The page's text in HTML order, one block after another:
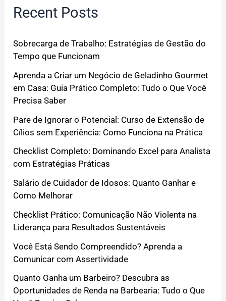
Recent Posts
Sobrecarga de Trabalho: Estratégias de Gestão do
Tempo que Funcionam
Aprenda a Criar um Negócio de Geladinho Gourmet
em Casa: Guia Prático Completo: Tudo o Que Você
Precisa Saber
Pare de Ignorar o Potencial: Curso de Extensão de
Cílios sem Experiência: Como Funciona na Prática
Checklist Completo: Dominando Excel para Analista
com Estratégias Práticas
Salário de Cuidador de Idosos: Quanto Ganhar e
Como Melhorar
Checklist Prático: Comunicação Não Violenta na
Liderança para Resultados Sustentáveis
Você Está Sendo Compreendido? Aprenda a
Comunicar com Assertividade
Quanto Ganha um Barbeiro? Descubra as
Oportunidades de Renda na Barbearia: Tudo o Que